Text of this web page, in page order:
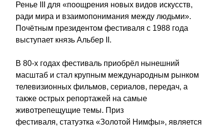
Ренье III для «поощрения новых видов искусств,
ради мира и взаимопонимания между людьми».
Почётным президентом фестиваля с 1988 года
выступает князь Альбер II.
В 80-х годах фестиваль приобрёл нынешний
масштаб и стал крупным международным рынком
телевизионных фильмов, сериалов, передач, а
также острых репортажей на самые
животрепещущие темы. Приз
фестиваля, статуэтка «Золотой Нимфы», является